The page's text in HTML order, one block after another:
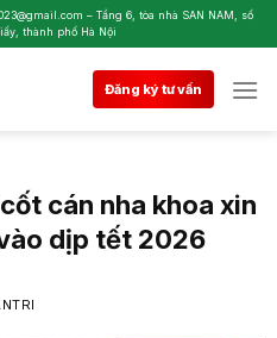
– Tầng 6, tòa nhà SAN NAM, số
thành phố Hà Nội
Đăng ký tư vấn
cán nha khoa xin
dịp tết 2026